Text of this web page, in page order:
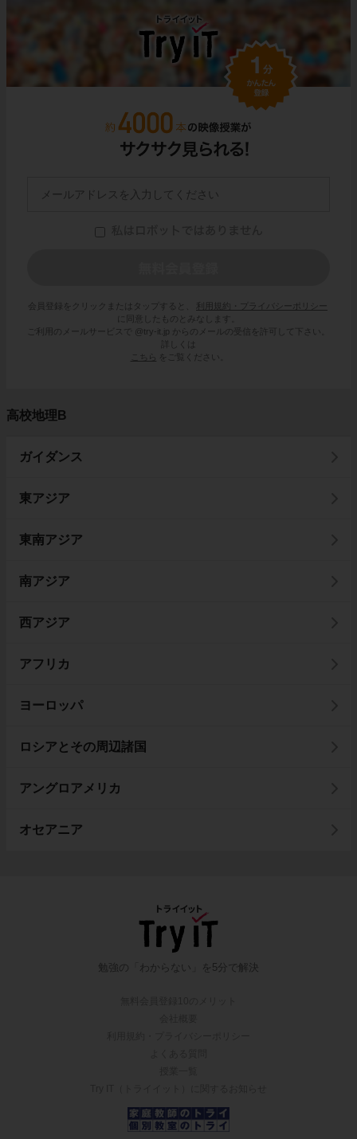
会員登録をクリックまたはタップすると、
利用規約・プライバシーポリシー
に同意したものとみなします。
ご利用のメールサービスで @try-it.jp からのメールの受信を許可して下さい。
詳しくは
こちら
をご覧ください。
高校地理B
ガイダンス
東アジア
東南アジア
南アジア
西アジア
アフリカ
ヨーロッパ
ロシアとその周辺諸国
アングロアメリカ
オセアニア
勉強の「わからない」を5分で解決